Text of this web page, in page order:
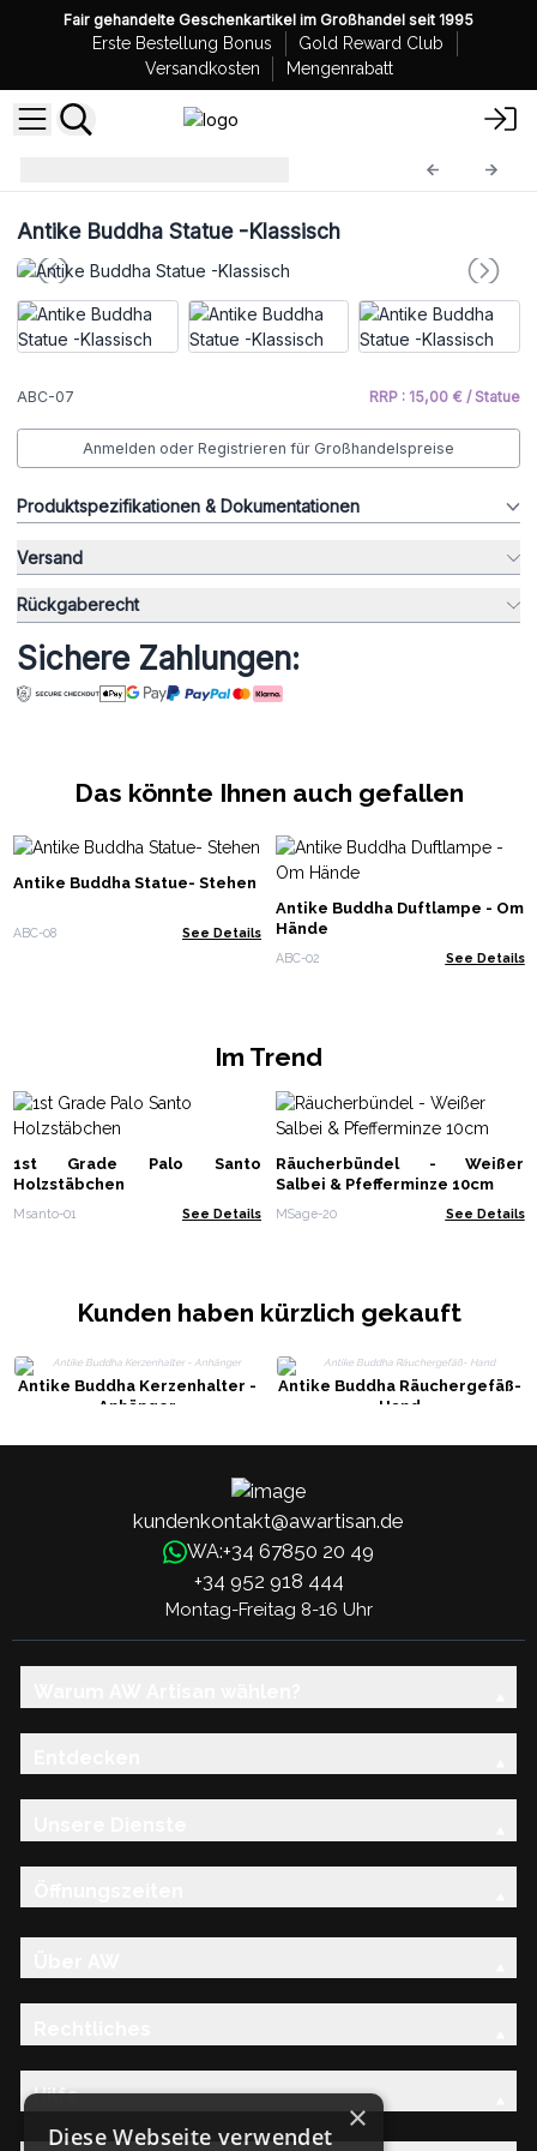
Fair gehandelte Geschenkartikel im Großhandel seit 1995
Erste Bestellung Bonus
Gold Reward Club
Versandkosten
Mengenrabatt
Antike Buddha Statue -Klassisch
ABC-07 RRP : 15,00 € / Statue
Anmelden oder Registrieren für Großhandelspreise
Produktspezifikationen & Dokumentationen
Versand
Rückgaberecht
Sichere Zahlungen:
Das könnte Ihnen auch gefallen
Antike Buddha Statue- Stehen
ABC-08 See Details
Antike Buddha Duftlampe - Om
Hände
ABC-02 See Details
Im Trend
1st Grade Palo Santo
Holzstäbchen
Msanto-01 See Details
Räucherbündel - Weißer
Salbei & Pfefferminze 10cm
MSage-20 See Details
Kunden haben kürzlich gekauft
Antike Buddha Kerzenhalter -
Anhänger
Antike Buddha Räuchergefäß-
Hand
kundenkontakt@awartisan.de
WA:+34 67850 20 49
+34 952 918 444
Montag-Freitag 8-16 Uhr
Hilfe
×
Diese Webseite verwendet